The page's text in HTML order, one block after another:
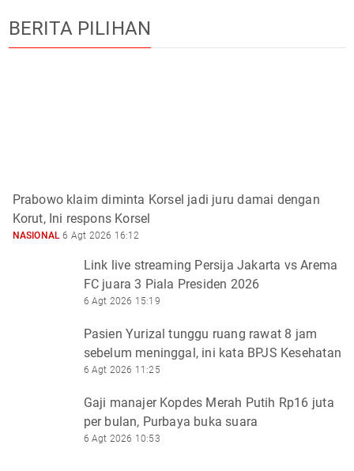
BERITA PILIHAN
Prabowo klaim diminta Korsel jadi juru damai dengan
Korut, Ini respons Korsel
NASIONAL 6 Agt 2026 16:12
Link live streaming Persija Jakarta vs Arema
FC juara 3 Piala Presiden 2026
6 Agt 2026 15:19
Pasien Yurizal tunggu ruang rawat 8 jam
sebelum meninggal, ini kata BPJS Kesehatan
6 Agt 2026 11:25
Gaji manajer Kopdes Merah Putih Rp16 juta
per bulan, Purbaya buka suara
6 Agt 2026 10:53